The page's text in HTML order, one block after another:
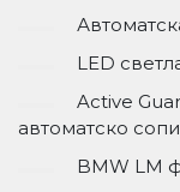
LED
Active
автоматско
BMW LM